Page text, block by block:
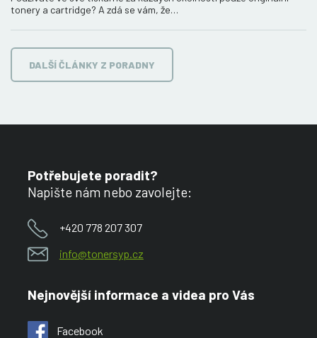
tonery a cartridge? A zdá se vám, že…
DALŠÍ ČLÁNKY Z PORADNY
Potřebujete poradit?
Napište nám nebo zavolejte:
+420 778 207 307
info@tonersyp.cz
Nejnovější informace a videa pro Vás
Facebook